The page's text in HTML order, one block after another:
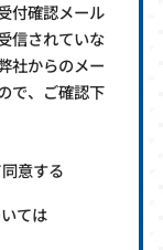
付確認メール
信されていな
社からのメー
で、ご確認下
意する
ては